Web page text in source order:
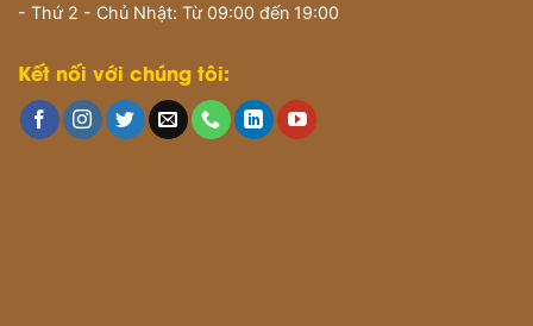
- Thứ 2 - Chủ Nhật: Từ 09:00 đến 19:00
Kết nối với chúng tôi: